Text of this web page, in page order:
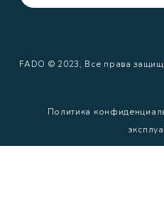
FADO © 2023, Все права
Политика